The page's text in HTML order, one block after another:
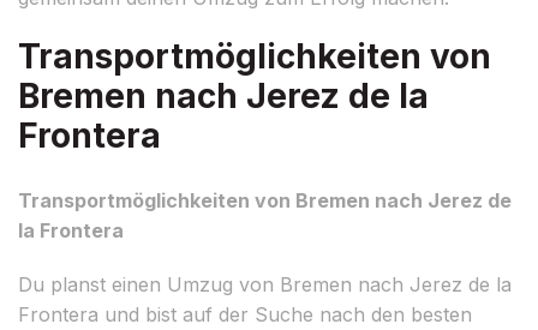
Transportmöglichkeiten von
Bremen nach Jerez de la
Frontera
Transportmöglichkeiten von Bremen nach Jerez de
la Frontera
Du planst einen Umzug von Bremen nach Jerez de la
Frontera und bist auf der Suche nach den besten